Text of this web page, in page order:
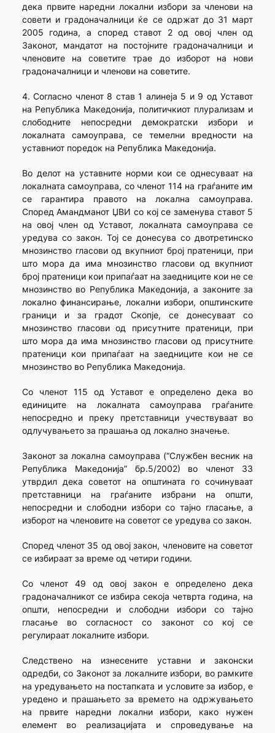
дека првите наредни локални избори за членови на
совети и градоначалници ќе се одржат до 31 март
2005 година, а според ставот 2 од овој член од
Законот, мандатот на постојните градоначалници и
членовите на советите трае до изборот на нови
градоначалници и членови на советите.
4. Согласно членот 8 став 1 алинеја 5 и 9 од Уставот
на Република Македонија, политичкиот плурализам и
слободните непосредни демократски избори и
локалната самоуправа, се темелни вредности на
уставниот поредок на Република Македонија.
Во делот на уставните норми кои се однесуваат на
локалната самоуправа, со членот 114 на граѓаните им
се гарантира правото на локална самоуправа.
Според Амандманот ЏВИ со кој се заменува ставот 5
на овој член од Уставот, локалната самоуправа се
уредува со закон. Тој се донесува со двотретинско
мнозинство гласови од вкупниот број пратеници, при
што мора да има мнозинство гласови од вкупниот
број пратеници кои припаѓаат на заедниците кои не се
мнозинство во Република Македонија, а законите за
локално финансирање, локални избори, општинските
граници и за градот Скопје, се донесуваат со
мнозинство гласови од присутните пратеници, при
што мора да има мнозинство гласови од присутните
пратеници кои припаѓаат на заедниците кои не се
мнозинство во Република Македонија.
Со членот 115 од Уставот е определено дека во
единиците на локалната самоуправа граѓаните
непосредно и преку претставници учествуваат во
одлучувањето за прашања од локално значење.
Законот за локална самоуправа (“Службен весник на
Република Македонија” бр.5/2002) во членот 33
утврдил дека советот на општината го сочинуваат
претставници на граѓаните избрани на општи,
непосредни и слободни избори со тајно гласање, а
изборот на членовите на советот се уредува со закон.
Според членот 35 од овој закон, членовите на советот
се избираат за време од четири години.
Со членот 49 од овој закон е определено дека
градоначалникот се избира секоја четврта година, на
општи, непосредни и слободни избори со тајно
гласање во согласност со законот со кој се
регулираат локалните избори.
Следствено на изнесените уставни и законски
одредби, со Законот за локалните избори, во рамките
на уредувањето на постапката и условите за избор, е
уредено и прашањето за времето на одржувањето
на првите наредни локални избори, како нужен
елемент во реализацијата и спроведување на